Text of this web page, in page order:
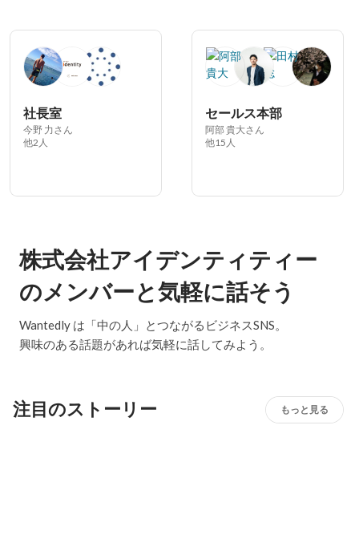
社長室
今野 力さん
他2人
セールス本部
阿部 貴大さん
他15人
株式会社アイデンティティー
のメンバーと気軽に話そう
Wantedly は「中の人」とつながるビジネスSNS。
興味のある話題があれば気軽に話してみよう。
注目のストーリー もっと見る